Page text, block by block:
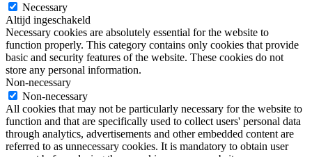
Necessary
Altijd ingeschakeld
Necessary cookies are absolutely essential for the website to
function properly. This category contains only cookies that provide
basic and security features of the website. These cookies do not
store any personal information.
Non-necessary
Non-necessary
All cookies that may not be particularly necessary for the website to
function and that are specifically used to collect users' personal data
through analytics, advertisements and other embedded content are
referred to as unnecessary cookies. It is mandatory to obtain user